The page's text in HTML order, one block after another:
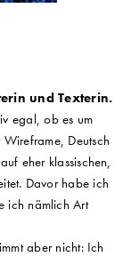
und Texterin.
egal, ob es um
Deutsch
eher klassischen,
Davor habe ich
ich nämlich Art
aber nicht: Ich